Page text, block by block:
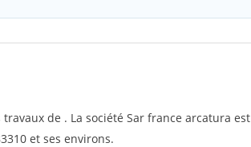
de . La société Sar france arcatura est
et ses environs.